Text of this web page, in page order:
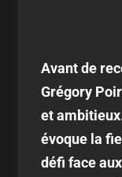
Avant de
Grégory
et
évoque la
défi face